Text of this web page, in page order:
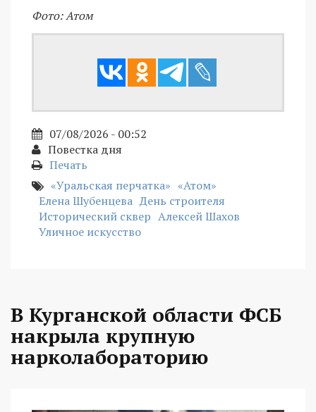
Фото: Атом
07/08/2026 - 00:52
Повестка дня
Печать
«Уральская перчатка» «Атом»
Елена Шубенцева День строителя
Исторический сквер Алексей Шахов
Уличное искусство
В Курганской области ФСБ
накрыла крупную
нарколабораторию